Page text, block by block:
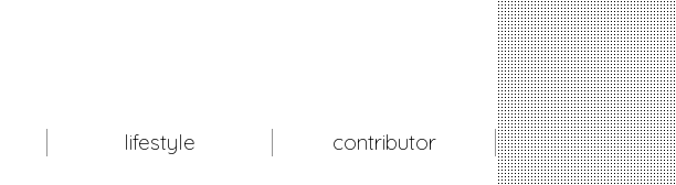
lifestyle contributor